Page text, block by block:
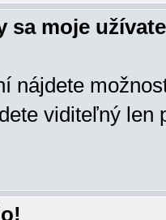
sa moje
nájdete
viditeľný len